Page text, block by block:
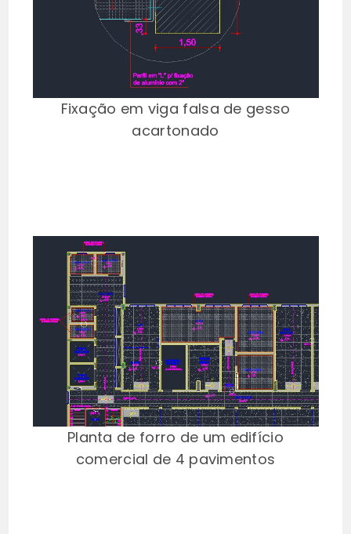
Fixação em viga falsa de gesso
acartonado
Planta de forro de um edifício
comercial de 4 pavimentos